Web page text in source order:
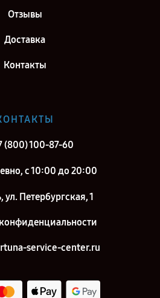
Отзывы
Доставка
Контакты
(800) 100-87-60
с 10:00 до 20:00
ул. Петербургская, 1
service-center.ru